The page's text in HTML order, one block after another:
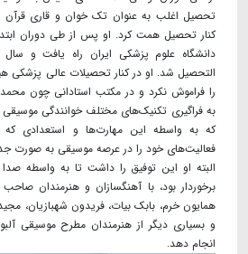
تحصیل اغلب به عنوان تک خوان و قاری قرآن
کنار تحصیل همت کرد. او پس از طی دوران
التحصیل شد. او در کنار تحصیلات عالی پزشکی
را فراموش نکرد و در مکتب استادانی چون
به فراگیری تکنیک‌های مختلف خوانندگی موسیقی
که به واسطه این مهارت‌ها و استعدادی
فعالیت‌های خود را در عرصه موسیقی به صورت
البته او این توفیق را داشت تا به واسطه
برخوردار بود، با آهنگسازان و هنرمندان
همایون خرم، بابک بیات، فریدون شهبازیان،
و بسیاری دیگر از هنرمندان مطرح موسیقی
انجام دهد.